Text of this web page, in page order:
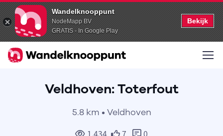
Wandelknooppunt
NodeMapp BV
GRATIS - In Google Play
Bekijk
Veldhoven: Toterfout
5.8 km • Veldhoven